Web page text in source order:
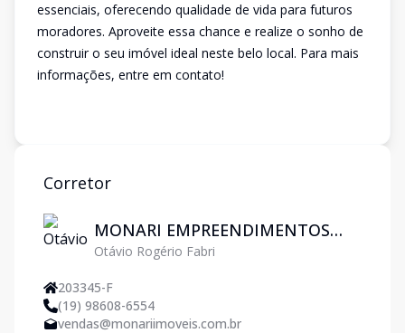
essenciais, oferecendo qualidade de vida para futuros
moradores. Aproveite essa chance e realize o sonho de
construir o seu imóvel ideal neste belo local. Para mais
informações, entre em contato!
Corretor
MONARI EMPREENDIMENTOS
IMOBILIARIOS LTDA
Otávio Rogério Fabri
203345-F
(19) 98608-6554
vendas@monariimoveis.com.br